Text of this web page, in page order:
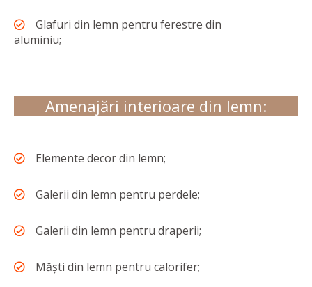
Glafuri din lemn pentru ferestre din
aluminiu;
Amenajări interioare din lemn:
Elemente decor din lemn;
Galerii din lemn pentru perdele;
Galerii din lemn pentru draperii;
Măști din lemn pentru calorifer;